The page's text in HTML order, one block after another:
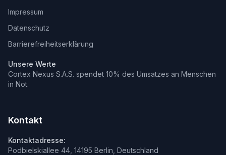
Impressum
Datenschutz
Barrierefreiheitserklärung
Unsere Werte
Cortex Nexus S.A.S. spendet 10% des Umsatzes an Menschen
in Not.
Kontakt
Kontaktadresse:
Podbielskiallee 44, 14195 Berlin, Deutschland